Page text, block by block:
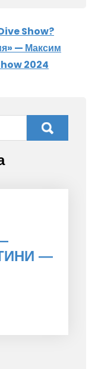
Show?
— Максим
2024
—